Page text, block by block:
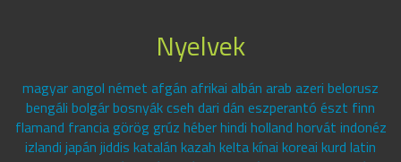
Nyelvek
magyar angol német afgán afrikai albán arab azeri belorusz
bengáli bolgár bosnyák cseh dari dán eszperantó észt finn
flamand francia görög grúz héber hindi holland horvát indonéz
izlandi japán jiddis katalán kazah kelta kínai koreai kurd latin